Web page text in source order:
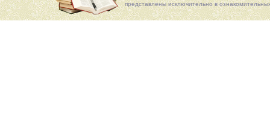
представлены исключительно в